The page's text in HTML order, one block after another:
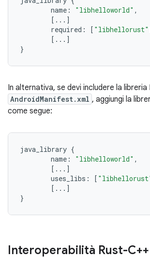
name : "libhelloworld" ,
[ .. .]
required : [ "libhellorust"
[ .. .]
}
In alternativa, se devi includere la libreria
AndroidManifest.xml , aggiungi la
come segue:
java_library {
name : "libhelloworld" ,
[ .. .]
uses_libs : [
[ .. .]
}
Interoperabilità Rust-C++